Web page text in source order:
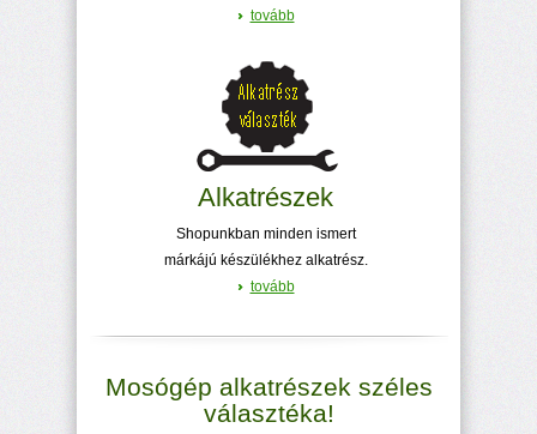
tovább
Alkatrészek
Shopunkban minden ismert
márkájú készülékhez alkatrész.
tovább
Mosógép alkatrészek széles
választéka!